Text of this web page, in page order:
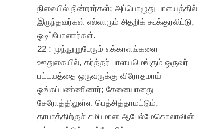
நிலையில் நின்றார்கள்; அப்பொழுது பாளயத்தில்
இருந்தவர்கள் எல்லாரும் சிதறிக் கூக்குரலிட்டு,
ஓடிப்போனார்கள்.
22 : முந்நூறுபேரும் எக்காளங்களை
ஊதுகையில், கர்த்தர் பாளயமெங்கும் ஒருவர்
பட்டயத்தை ஒருவருக்கு விரோதமாய்
ஓங்கப்பண்ணினார்; சேனையானது
சேரோத்திலுள்ள பெத்சித்தாமட்டும்,
தாபாத்திற்குச் சமீபமான ஆபேல்மேகொலாவின்